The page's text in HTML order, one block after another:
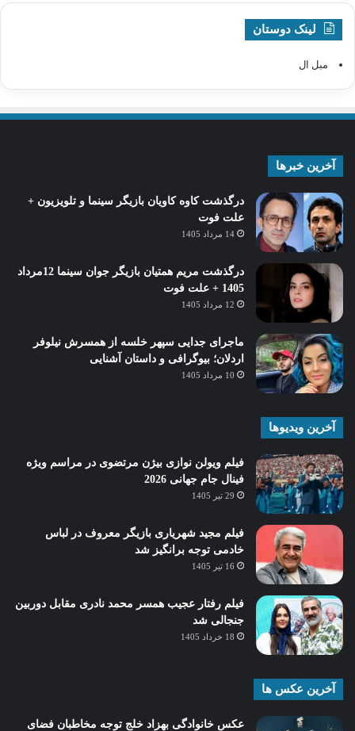
لینک دوستان
مبل ال
آخرین خبرها
درگذشت کاوه کاویان بازیگر سینما و تلویزیون +
علت فوت
14 مرداد 1405
درگذشت مریم همتیان بازیگر جوان سینما 12مرداد
1405 + علت فوت
12 مرداد 1405
ماجرای جدایی سپهر خلسه از همسرش نیلوفر
اردلان؛ بیوگرافی و داستان آشنایی
10 مرداد 1405
آخرین ویدیوها
فیلم ویولن نوازی بیژن مرتضوی در مراسم ویژه
فینال جام جهانی 2026
29 تیر 1405
فیلم مجید شهریاری بازیگر معروف در لباس
خادمی توجه برانگیز شد
16 تیر 1405
فیلم رفتار عجیب همسر محمد نادری مقابل دوربین
جنجالی شد
18 خرداد 1405
آخرین عکس ها
عکس خانوادگی بهزاد خلج توجه مخاطبان فضای